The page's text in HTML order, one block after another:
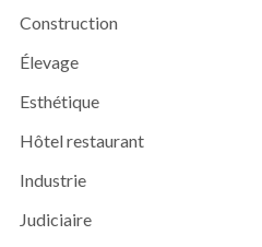
Construction
Élevage
Esthétique
Hôtel restaurant
Industrie
Judiciaire